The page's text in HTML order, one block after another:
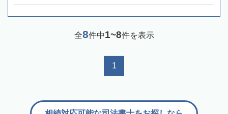
全8件中1~8件を表示
1